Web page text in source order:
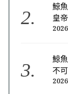
鯨
皇帝
鯨
不